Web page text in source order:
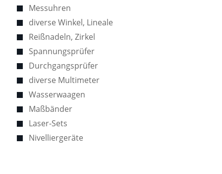
Messuhren
diverse Winkel, Lineale
Reißnadeln, Zirkel
Spannungsprüfer
Durchgangsprüfer
diverse Multimeter
Wasserwaagen
Maßbänder
Laser-Sets
Nivelliergeräte